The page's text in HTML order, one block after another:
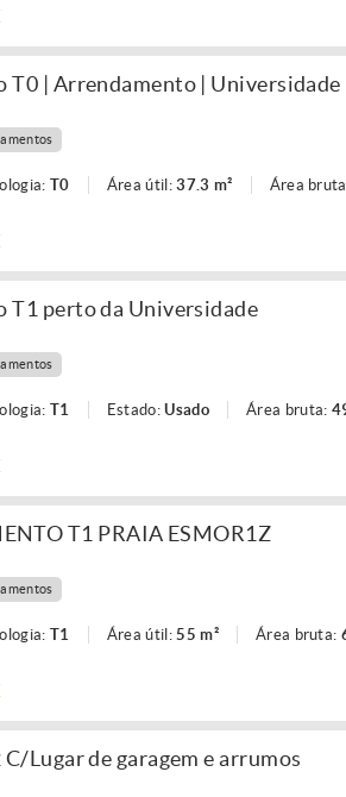
T0 | Arrendamento | Universidade
T0 Área útil:37.3 m² Área
T1 perto da Universidade
T1 Estado:Usado Área bruta:
T1 PRAIA ESMOR1Z
T1 Área útil:55 m² Área bruta:
Lugar de garagem e arrumos